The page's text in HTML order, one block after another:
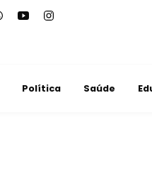
Política Saúde